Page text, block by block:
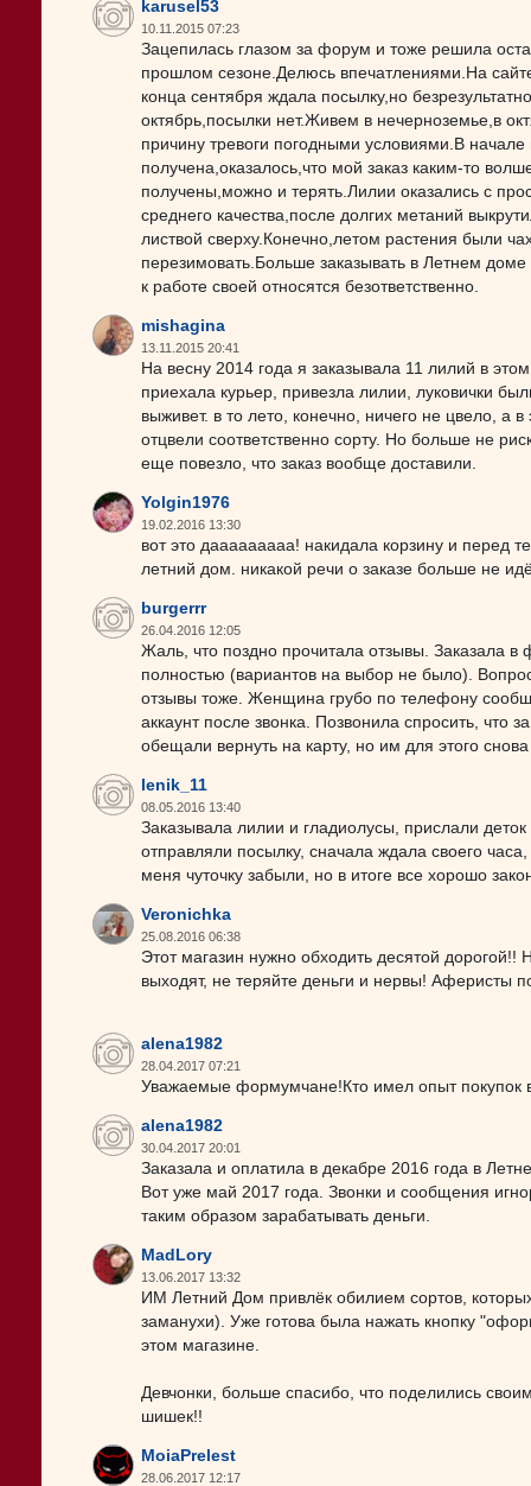
karusel53
10.11.2015 07:23
Зацепилась глазом за форум и тоже решила
прошлом сезоне.Делюсь впечатлениями.На
конца сентября ждала посылку,но
октябрь,посылки нет.Живем в нечерноземье,в
причину тревоги погодными условиями.В
получена,оказалось,что мой заказ каким-то
получены,можно и терять.Лилии оказались с
среднего качества,после долгих метаний
листвой сверху.Конечно,летом растения были
перезимовать.Больше заказывать в Летнем
к работе своей относятся безответственно.
mishagina
13.11.2015 20:41
На весну 2014 года я заказывала 11 лилий в
приехала курьер, привезла лилии, луковички
выживет. в то лето, конечно, ничего не цвело, а
отцвели соответственно сорту. Но больше не
еще повезло, что заказ вообще доставили.
Yolgin1976
19.02.2016 13:30
вот это дааааааааа! накидала корзину и перед
летний дом. никакой речи о заказе больше не
burgerrr
26.04.2016 12:05
Жаль, что поздно прочитала отзывы. Заказала в
полностью (вариантов на выбор не было).
отзывы тоже. Женщина грубо по телефону
аккаунт после звонка. Позвонила спросить, что
обещали вернуть на карту, но им для этого
lenik_11
08.05.2016 13:40
Заказывала лилии и гладиолусы, прислали
отправляли посылку, сначала ждала своего
меня чуточку забыли, но в итоге все хорошо
Veronichka
25.08.2016 06:38
Этот магазин нужно обходить десятой
выходят, не теряйте деньги и нервы! Аферисты
alena1982
28.04.2017 07:21
Уважаемые формумчане!Кто имел опыт покупок
alena1982
30.04.2017 20:01
Заказала и оплатила в декабре 2016 года в
Вот уже май 2017 года. Звонки и сообщения
таким образом зарабатывать деньги.
MadLory
13.06.2017 13:32
ИМ Летний Дом привлёк обилием сортов,
заманухи). Уже готова была нажать кнопку
этом магазине.
Девчонки, больше спасибо, что поделились
шишек!!
MoiaPrelest
28.06.2017 12:17